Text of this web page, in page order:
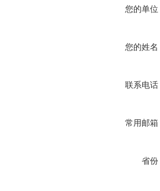
您的单位
您的姓名
联系电话
常用邮箱
省份